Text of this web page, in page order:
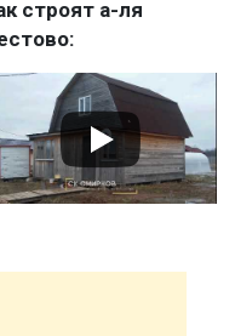
строят а-ля